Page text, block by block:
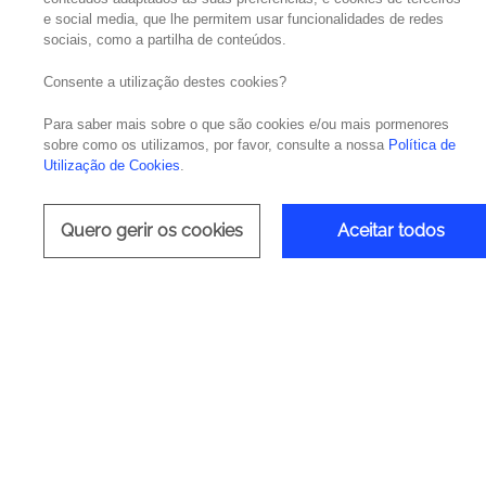
Fortaleça o
É uma solução de gestão de
que oferece a
e social media, que lhe permitem usar funcionalidades de redes
sociais, como a partilha de conteúdos.
Consente a utilização destes cookies?
Para saber mais sobre o que são cookies e/ou mais pormenores
sobre como os utilizamos, por favor, consulte a nossa Política de
Utilização de Cookies.
Quero gerir os cookies Aceitar todos